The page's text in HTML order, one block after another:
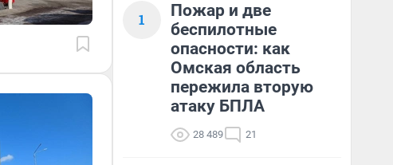
1
Пожар и две
беспилотные
опасности: как
Омская область
пережила вторую
атаку БПЛА
28 489 21